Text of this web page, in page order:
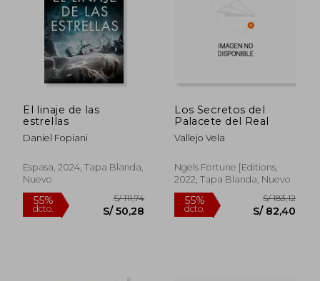
El linaje de las
estrellas
Daniel Fopiani
Espasa, 2024, Tapa Blanda,
Nuevo
Los Secretos del
Palacete del Real
Vallejo Vela
Ngels Fortune [Editions,
2022, Tapa Blanda, Nuevo